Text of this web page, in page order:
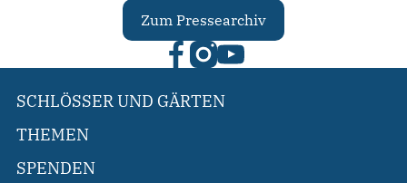
Zum Pressearchiv
SCHLÖSSER UND GÄRTEN
THEMEN
SPENDEN